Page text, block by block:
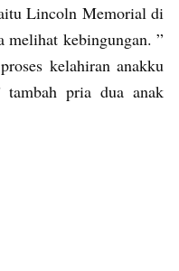
Lincoln Memorial di
melihat kebingungan. ”
kelahiran anakku
tambah pria dua anak